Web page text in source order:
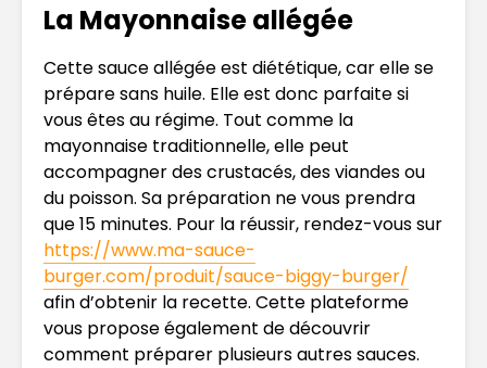
La Mayonnaise allégée
Cette sauce allégée est diététique, car elle se
prépare sans huile. Elle est donc parfaite si
vous êtes au régime. Tout comme la
mayonnaise traditionnelle, elle peut
accompagner des crustacés, des viandes ou
du poisson. Sa préparation ne vous prendra
que 15 minutes. Pour la réussir, rendez-vous sur
https://www.ma-sauce-
burger.com/produit/sauce-biggy-burger/
afin d’obtenir la recette. Cette plateforme
vous propose également de découvrir
comment préparer plusieurs autres sauces.